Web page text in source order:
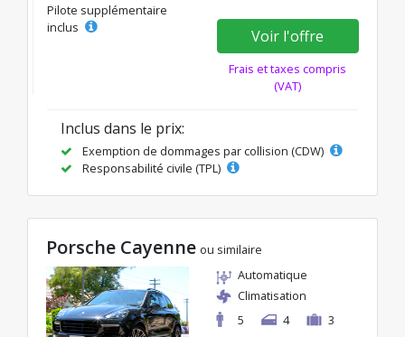
Pilote supplémentaire
inclus
Voir l'offre
Frais et taxes compris
(VAT)
Inclus dans le prix:
Exemption de dommages par collision (CDW)
Responsabilité civile (TPL)
Porsche Cayenne ou similaire
Automatique
Climatisation
5
4 3